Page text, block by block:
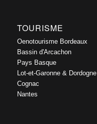
TOURISME
Oenotourisme Bordeaux
Bassin d'Arcachon
Pays Basque
Lot-et-Garonne & Dordogne
Cognac
Nantes